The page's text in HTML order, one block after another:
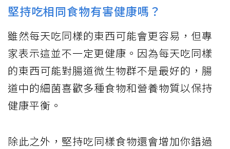
堅持吃相同食物有害健康嗎？
雖然每天吃同樣的東西可能會更容易，但專
家表示這並不一定更健康。因為每天吃同樣
的東西可能對腸道微生物群不是最好的，腸
道中的細菌喜歡多種食物和營養物質以保持
健康平衡。
除此之外，堅持吃同樣食物還會增加你錯過